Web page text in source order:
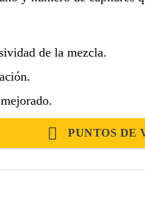
de la mezcla.
PUNTOS DE